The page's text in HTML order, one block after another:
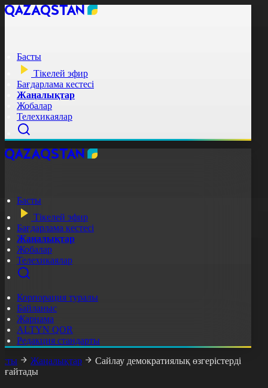
Басты
Тікелей эфир
Бағдарлама кестесі
Жаңалықтар
Жобалар
Телехикаялар
Басты
Тікелей эфир
Бағдарлама кестесі
Жаңалықтар
Жобалар
Телехикаялар
Корпорация туралы
Байланыс
Жарнама
ALTYN QOR
Редакция стандарты
Жаңалықтар
Сайлау демократиялық өзгерістерді